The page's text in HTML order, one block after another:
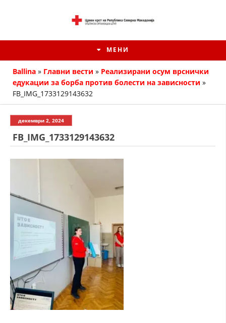
МЕНИ
ИСТОРИЈАТ НА ЦКРМ
СТРУКТУРА НА ОРГАНИЗАЦИЈАТА
КОНТАКТ ИНФОРМАЦИИ
ЧЛЕНСТВО ВО ПРОФЕСИОНАЛНИ ТЕЛА
ЗАКОН ЗА ЦКРМ
Ballina » Главни вести » Реализирани осум врснички
едукации за борба против болести на зависности »
FB_IMG_1733129143632
декември 2, 2024
FB_IMG_1733129143632